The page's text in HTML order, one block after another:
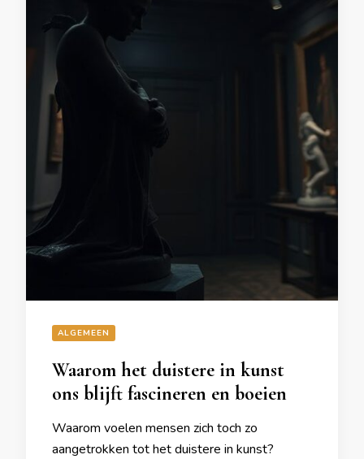
ALGEMEEN
Waarom het duistere in kunst
ons blijft fascineren en boeien
Waarom voelen mensen zich toch zo
aangetrokken tot het duistere in kunst?